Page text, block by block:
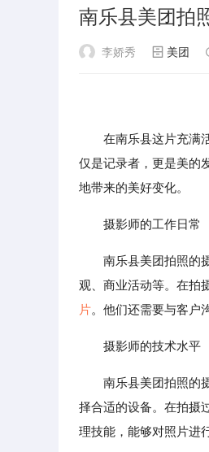
南乐县美团拍
李娇秀 美团
在南乐县这片充满活
仅是记录者，更是美的
地带来的美好变化。
摄影师的工作日常
南乐县美团拍照的
观、商业活动等。在拍
片。他们还需要与客户
摄影师的技术水平
南乐县美团拍照的
择合适的设备。在拍摄
理技能，能够对照片进